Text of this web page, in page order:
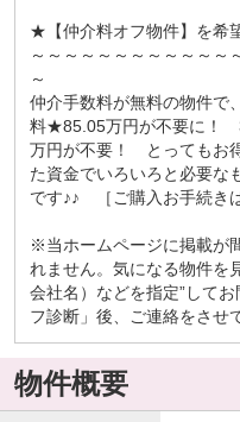
★【仲介料オフ物件】を希
～～～～～～～～～～～～
～
仲介手数料が無料の物件で
料★85.05万円が不要に！
万円が不要！ とってもお
た資金でいろいろと必要な
です♪♪ ［ご購入お手続き
※当ホームページに掲載が
れません。気になる物件を
会社名）などを指定”して
フ診断」後、ご連絡をさせ
物件概要